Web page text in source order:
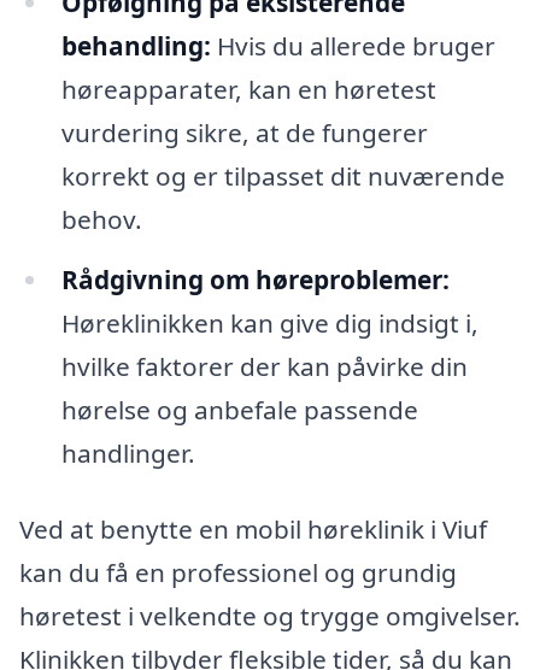
behandling: Hvis du allerede bruger
høreapparater, kan en høretest
vurdering sikre, at de fungerer
korrekt og er tilpasset dit nuværende
behov.
Rådgivning om høreproblemer:
Høreklinikken kan give dig indsigt i,
hvilke faktorer der kan påvirke din
hørelse og anbefale passende
handlinger.
Ved at benytte en mobil høreklinik i Viuf
kan du få en professionel og grundig
høretest i velkendte og trygge omgivelser.
Klinikken tilbyder fleksible tider, så du kan